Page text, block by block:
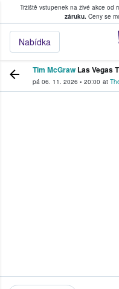
Tržiště vstupenek na živé akce od
záruku.Ceny se
Nabídka
kde fanoušci
Tim McGraw Las Vegas
pá 06. 11. 2026 • 20:00 at